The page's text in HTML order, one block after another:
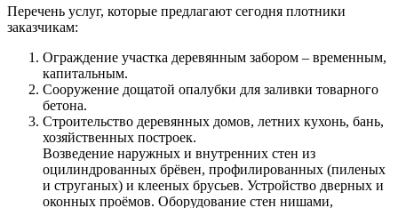
Перечень услуг, которые предлагают сегодня плотники
заказчикам:
Ограждение участка деревянным забором – временным,
капитальным.
Сооружение дощатой опалубки для заливки товарного
бетона.
Строительство деревянных домов, летних кухонь, бань,
хозяйственных построек.
Возведение наружных и внутренних стен из
оцилиндрованных брёвен, профилированных (пиленых
и струганых) и клееных брусьев. Устройство дверных и
оконных проёмов. Оборудование стен нишами,